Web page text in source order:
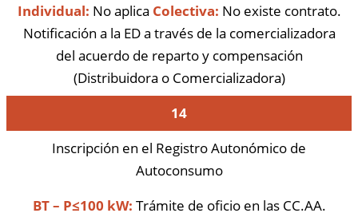
Individual: No aplica Colectiva: No existe contrato.
Notificación a la ED a través de la comercializadora
del acuerdo de reparto y compensación
(Distribuidora o Comercializadora)
14
Inscripción en el Registro Autonómico de
Autoconsumo
BT – P≤100 kW: Trámite de oficio en las CC.AA.